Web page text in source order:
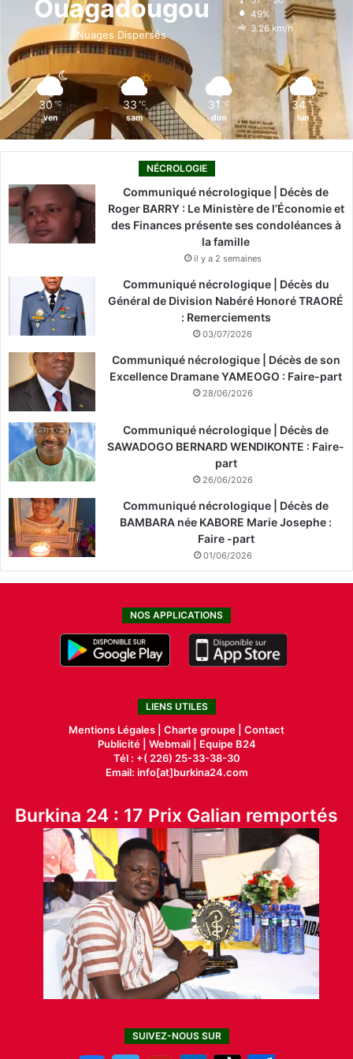
o
k
i
n
r
Ouagadougou
Nuages Dispersés
49%
3.26 km/h
30 ℃
ven
33 ℃
sam
31 ℃
dim
34 ℃
lun
NÉCROLOGIE
Communiqué nécrologique | Décès de
Roger BARRY : Le Ministère de l’Économie et
des Finances présente ses condoléances à
la famille
il y a 2 semaines
Communiqué nécrologique | Décès du
Général de Division Nabéré Honoré TRAORÉ
: Remerciements
03/07/2026
Communiqué nécrologique | Décès de son
Excellence Dramane YAMEOGO : Faire-part
28/06/2026
Communiqué nécrologique | Décès de
SAWADOGO BERNARD WENDIKONTE : Faire-
part
26/06/2026
Communiqué nécrologique | Décès de
BAMBARA née KABORE Marie Josephe :
Faire -part
01/06/2026
NOS APPLICATIONS
LIENS UTILES
Mentions Légales | Charte groupe | Contact
Publicité| Webmail |
Equipe B24
Tél : +( 226) 25-33-38-30
Email: info[at]burkina24.com
Burkina 24 : 17 Prix Galian remportés
SUIVEZ-NOUS SUR